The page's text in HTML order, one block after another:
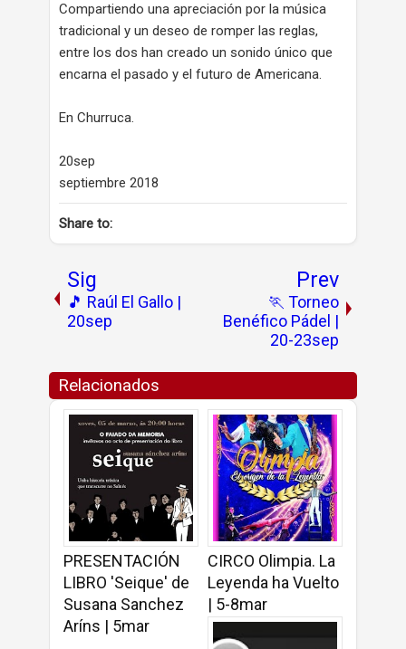
Compartiendo una apreciación por la música
tradicional y un deseo de romper las reglas,
entre los dos han creado un sonido único que
encarna el pasado y el futuro de Americana.
En Churruca.
20sep
septiembre 2018
Share to:
Sig
🎵 Raúl El Gallo |
20sep
Prev
🏃 Torneo
Benéfico Pádel |
20-23sep
Relacionados
PRESENTACIÓN
LIBRO 'Seique' de
Susana Sanchez
Aríns | 5mar
CIRCO Olimpia. La
Leyenda ha Vuelto
| 5-8mar